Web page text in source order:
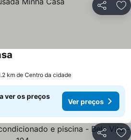
Partilhar
km de Centro da cidade
ver os preços
Ver preços
Partilhar